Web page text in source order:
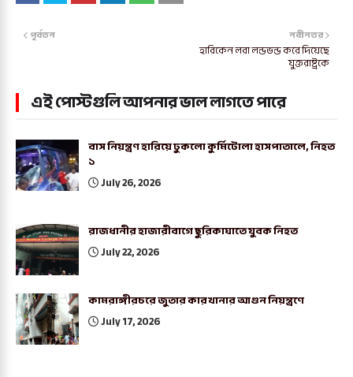
নবীনতর
হারিকেন লরা লন্ডভন্ড করে দিয়েছে
যুক্তরাষ্ট্রকে
পূর্বতন
এই পোস্টগুলি আপনার ভাল লাগতে পারে
বাস নিয়ন্ত্রণ হারিয়ে ঢুকলো কুর্মিটোলা হাসপাতালে, নিহত
১
July 26, 2026
রাজধানীর হাজারীবাগে ছুরিকাঘাতে যুবক নিহত
July 22, 2026
কামরাঙ্গীরচরে জুতার কারখানার আগুন নিয়ন্ত্রণে
July 17, 2026